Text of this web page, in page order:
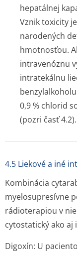
hepatálnej
Vznik toxicity
narodených
hmotnosťou.
intravenóznu
intratekálnu
0,9 % chlorid
(pozri časť 4.2).
4.5 Liekové a iné
Kombinácia
myelosupresívne
rádioterapiou v
cytostatický ako aj
Digoxín: U